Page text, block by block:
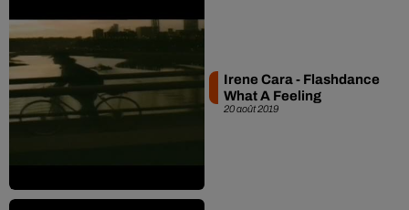
20 août 2019
Irene Cara - Flashdance
What A Feeling